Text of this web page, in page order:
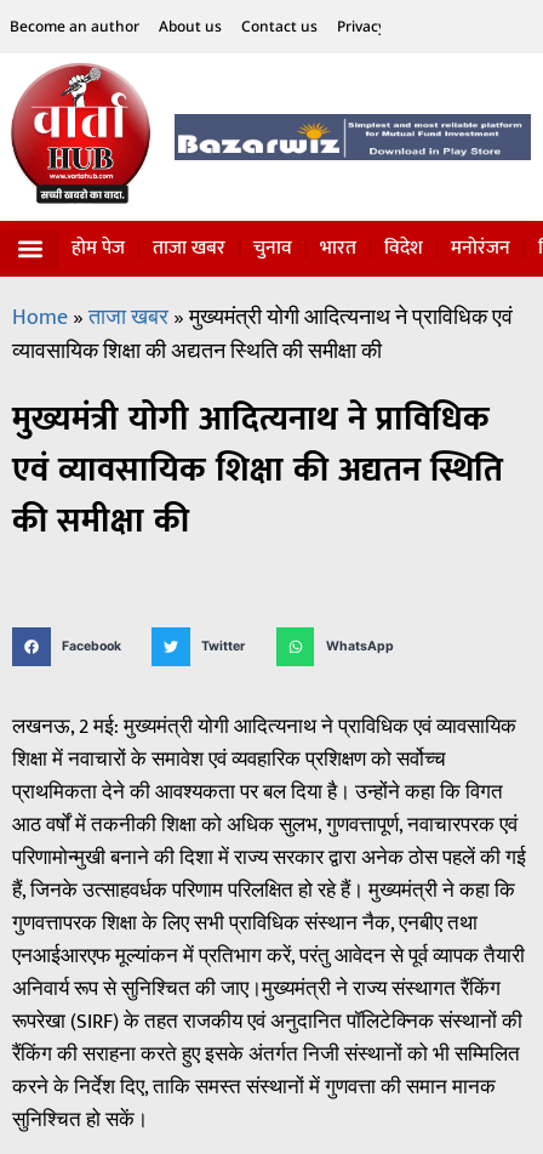
Become an author About us Contact us Privacy Policy
होम पेज ताजा खबर चुनाव भारत विदेश मनोरंजन
Home»ताजा खबर»मुख्यमंत्री योगी आदित्यनाथ ने प्राविधिक एवं
व्यावसायिक शिक्षा की अद्यतन स्थिति की समीक्षा की
मुख्यमंत्री योगी आदित्यनाथ ने प्राविधिक
एवं व्यावसायिक शिक्षा की अद्यतन स्थिति
की समीक्षा की
Facebook Twitter WhatsApp
लखनऊ, 2 मई: मुख्यमंत्री योगी आदित्यनाथ ने प्राविधिक एवं व्यावसायिक
शिक्षा में नवाचारों के समावेश एवं व्यवहारिक प्रशिक्षण को सर्वोच्च
प्राथमिकता देने की आवश्यकता पर बल दिया है। उन्होंने कहा कि विगत
आठ वर्षों में तकनीकी शिक्षा को अधिक सुलभ, गुणवत्तापूर्ण, नवाचारपरक एवं
परिणामोन्मुखी बनाने की दिशा में राज्य सरकार द्वारा अनेक ठोस पहलें की गई
हैं, जिनके उत्साहवर्धक परिणाम परिलक्षित हो रहे हैं। मुख्यमंत्री ने कहा कि
गुणवत्तापरक शिक्षा के लिए सभी प्राविधिक संस्थान नैक, एनबीए तथा
एनआईआरएफ मूल्यांकन में प्रतिभाग करें, परंतु आवेदन से पूर्व व्यापक तैयारी
अनिवार्य रूप से सुनिश्चित की जाए।मुख्यमंत्री ने राज्य संस्थागत रैंकिंग
रूपरेखा (SIRF) के तहत राजकीय एवं अनुदानित पॉलिटेक्निक संस्थानों की
रैंकिंग की सराहना करते हुए इसके अंतर्गत निजी संस्थानों को भी सम्मिलित
करने के निर्देश दिए, ताकि समस्त संस्थानों में गुणवत्ता की समान मानक
सुनिश्चित हो सकें।